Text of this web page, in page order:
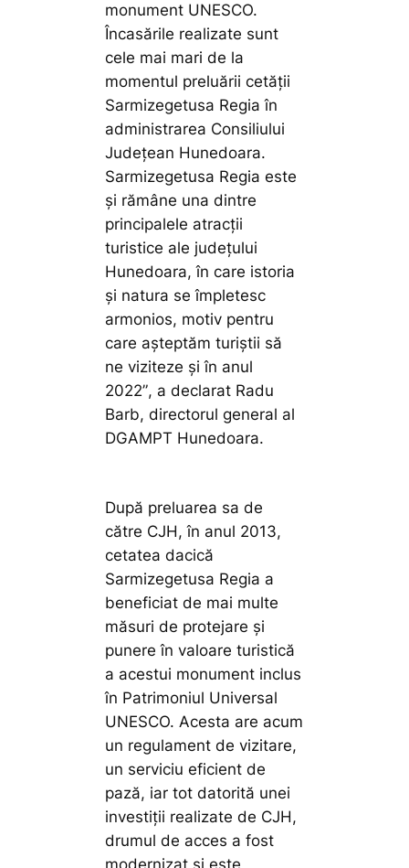
monument UNESCO.
Încasările realizate sunt
cele mai mari de la
momentul preluării cetăţii
Sarmizegetusa Regia în
administrarea Consiliului
Judeţean Hunedoara.
Sarmizegetusa Regia este
și rămâne una dintre
principalele atracţii
turistice ale judeţului
Hunedoara, în care istoria
și natura se împletesc
armonios, motiv pentru
care așteptăm turiștii să
ne viziteze și în anul
2022”, a declarat Radu
Barb, directorul general al
DGAMPT Hunedoara.
După preluarea sa de
către CJH, în anul 2013,
cetatea dacică
Sarmizegetusa Regia a
beneficiat de mai multe
măsuri de protejare şi
punere în valoare turistică
a acestui monument inclus
în Patrimoniul Universal
UNESCO. Acesta are acum
un regulament de vizitare,
un serviciu eficient de
pază, iar tot datorită unei
investiții realizate de CJH,
drumul de acces a fost